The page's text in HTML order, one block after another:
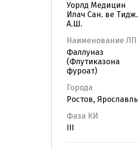
Уорлд Медицин
Илач Сан. ве Тидж.
А.Ш.
Наименование ЛП
Фаллуназ
(Флутиказона
фуроат)
Города
Ростов, Ярославль
Фаза КИ